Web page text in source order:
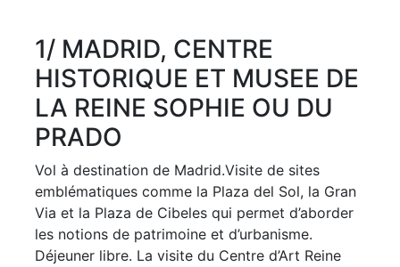
1/ MADRID, CENTRE
HISTORIQUE ET MUSEE DE
LA REINE SOPHIE OU DU
PRADO
Vol à destination de Madrid.Visite de sites
emblématiques comme la Plaza del Sol, la Gran
Via et la Plaza de Cibeles qui permet d’aborder
les notions de patrimoine et d’urbanisme.
Déjeuner libre. La visite du Centre d’Art Reine